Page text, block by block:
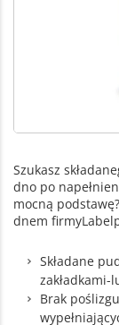
Szukasz
dno po
mocną
dnem
Składane
zakładkami-
Brak